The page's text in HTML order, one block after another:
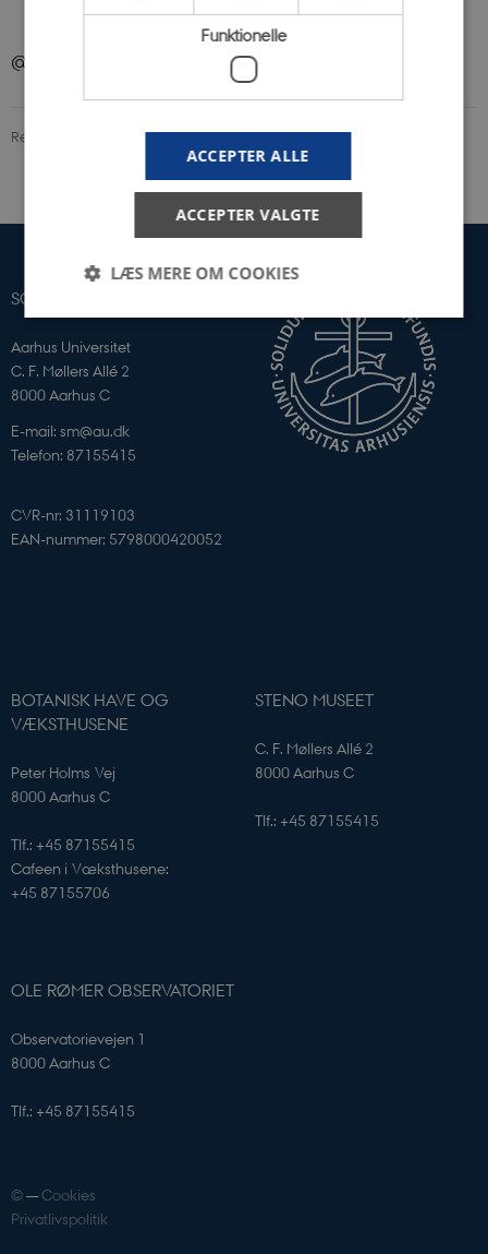
@ScienceMuseerne på Instagram
Revideret 04.05.2026 -Science Museerne
SCIENCE MUSEERNE
Aarhus Universitet
C. F. Møllers Allé 2
8000 Aarhus C
E-mail: sm@au.dk
Telefon: 87155415
CVR-nr: 31119103
EAN-nummer: 5798000420052
BOTANISK HAVE OG
VÆKSTHUSENE
Peter Holms Vej
8000 Aarhus C
Tlf.: +45 87155415
Cafeen i Væksthusene:
+45 87155706
STENO MUSEET
C. F. Møllers Allé 2
8000 Aarhus C
Tlf.: +45 87155415
OLE RØMER OBSERVATORIET
Observatorievejen 1
8000 Aarhus C
Tlf.: +45 87155415
©—Cookies
Privatlivspolitik
Funktionelle
ACCEPTER ALLE
ACCEPTER VALGTE
LÆS MERE OM COOKIES
Nødvendige Statistiske
Marketing
Funktionelle
Nødvendige cookies hjælper med at gøre
hjemmesiden brugbar ved at aktivere nogle
Navn
CookieScriptConsent
PHPSESSID